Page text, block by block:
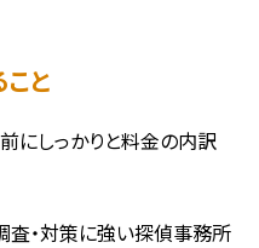
と
にしっかりと料金の内訳
査・対策に強い探偵事務所